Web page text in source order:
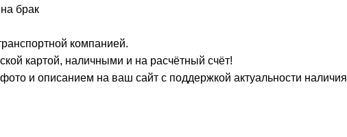
брак
компанией.
картой, наличными и на расчётный счёт!
и описанием на ваш сайт с поддержкой актуальности наличия